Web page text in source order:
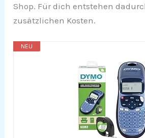
Shop. Für dich entstehen
zusätzlichen Kosten.
NEU